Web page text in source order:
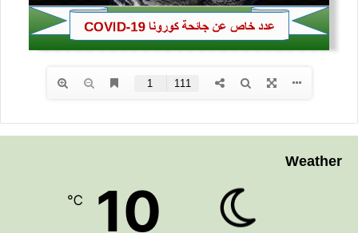
Weather
10
℃